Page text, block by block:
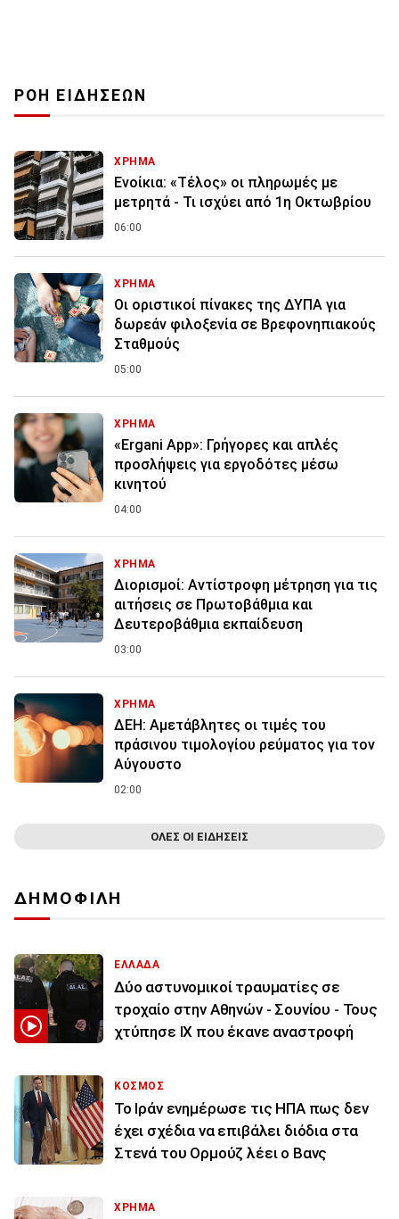
ΡΟΗ ΕΙΔΗΣΕΩΝ
ΧΡΗΜΑ
Ενοίκια: «Τέλος» οι πληρωμές με
μετρητά - Τι ισχύει από 1η Οκτωβρίου
06:00
ΧΡΗΜΑ
Οι οριστικοί πίνακες της ΔΥΠΑ για
δωρεάν φιλοξενία σε Βρεφονηπιακούς
Σταθμούς
05:00
ΧΡΗΜΑ
«Ergani App»: Γρήγορες και απλές
προσλήψεις για εργοδότες μέσω
κινητού
04:00
ΧΡΗΜΑ
Διορισμοί: Αντίστροφη μέτρηση για τις
αιτήσεις σε Πρωτοβάθμια και
Δευτεροβάθμια εκπαίδευση
03:00
ΧΡΗΜΑ
ΔΕΗ: Αμετάβλητες οι τιμές του
πράσινου τιμολογίου ρεύματος για τον
Αύγουστο
02:00
ΟΛΕΣ ΟΙ ΕΙΔΗΣΕΙΣ
ΔΗΜΟΦΙΛΗ
ΕΛΛΑΔΑ
Δύο αστυνομικοί τραυματίες σε
τροχαίο στην Αθηνών - Σουνίου - Τους
χτύπησε ΙΧ που έκανε αναστροφή
ΚΟΣΜΟΣ
To Ιράν ενημέρωσε τις ΗΠΑ πως δεν
έχει σχέδια να επιβάλει διόδια στα
Στενά του Ορμούζ λέει ο Βανς
ΧΡΗΜΑ